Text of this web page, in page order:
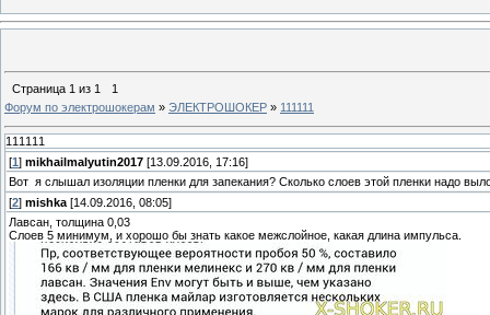
Страница 1 из 1
1
Форум по электрошокерам » ЭЛЕКТРОШОКЕР » 111111
111111
[1 ] mikhailmalyutin2017 [13.09.2016, 17:16]
Вот я слышал изоляции пленки для запекания? Сколько слоев этой пленки надо
[2] mishka [14.09.2016, 08:05]
Лавсан, толщина 0,03
Слоев 5 минимум, и хорошо бы знать какое межслойное, какая длина импульса.